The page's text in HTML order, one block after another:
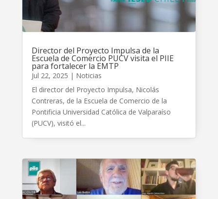
Director del Proyecto Impulsa de la
Escuela de Comercio PUCV visita el PIIE
para fortalecer la EMTP
Jul 22, 2025 | Noticias
El director del Proyecto Impulsa, Nicolás
Contreras, de la Escuela de Comercio de la
Pontificia Universidad Católica de Valparaíso
(PUCV), visitó el...